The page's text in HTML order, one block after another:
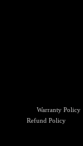
Warranty Policy
Refund Policy